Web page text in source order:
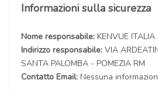
Informazioni sulla sicurezza
Nome responsabile: KENVUE ITALIA
Indirizzo responsabile: VIA
SANTA PALOMBA - POMEZIA RM
Contatto Email: Nessuna